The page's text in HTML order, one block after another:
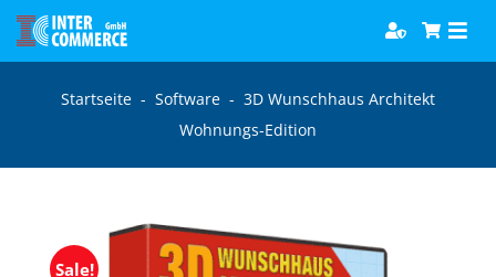
Zum
Inhalt
Software
Games
Startseite - Software - 3D Wunschhaus Architekt
Wohnungs-Edition
Sale!